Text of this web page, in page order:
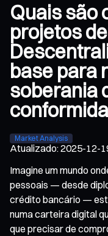
Quais são
projetos
base para
soberania
Market Analysis
Atualizado:2025-12-
Imagine um mundo
pessoais — desde
crédito bancário —
numa carteira digital
que precisar de